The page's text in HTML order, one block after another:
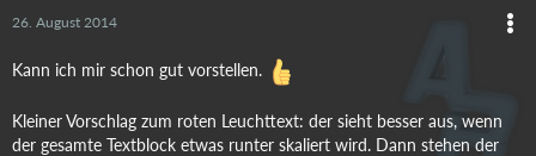
26. August 2014
Kann ich mir schon gut vorstellen.
Kleiner Vorschlag zum roten Leuchttext: der sieht besser aus, wenn
der gesamte Textblock etwas runter skaliert wird. Dann stehen der